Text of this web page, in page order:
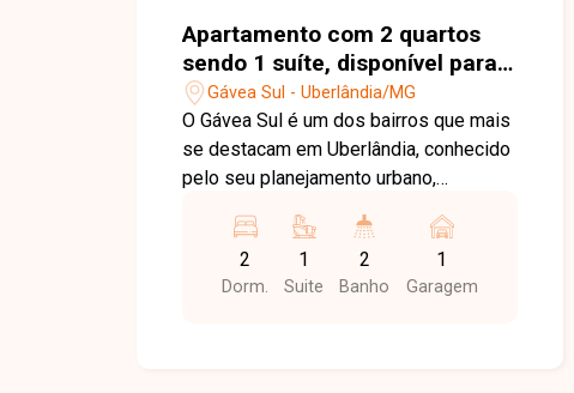
Apartamento com 2 quartos
sendo 1 suíte, disponível para
venda no bairro Gávea Sul em
Uberlândia-MG
Gávea Sul - Uberlândia/MG
O Gávea Sul é um dos bairros que mais
se destacam em Uberlândia, conhecido
pelo seu planejamento urbano,
região oferece fácil acesso às
principais vias da cidade, além de
contar com uma ampla rede de
2
Dorm.
1
Suite
2
Banho
1
Garagem